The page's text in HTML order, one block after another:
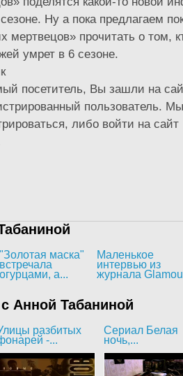
Ну а пока предлагаем
мертвецов» прочитать о том,
умрет в 6 сезоне.
посетитель, Вы зашли на
пользователь.
либо войти на
"Золотая маска"
встречала
огурцами, а...
Маленькое
интервью из
журнала
Анной Табаниной
разбитых
-...
Сериал Белая
ночь,...